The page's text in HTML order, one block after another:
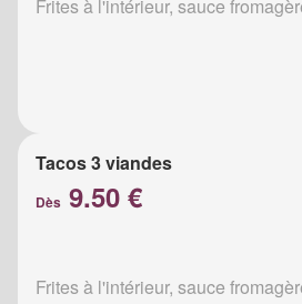
Frites à l'intérieur, sauce
Tacos 3 viandes
Dès 9.50 €
Frites à l'intérieur, sauce